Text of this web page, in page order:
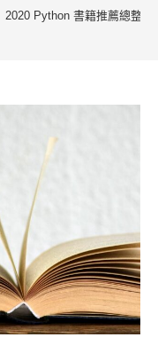
2020 Python 書籍推薦總整理